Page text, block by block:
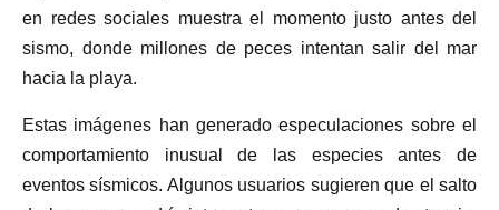
en redes sociales muestra el momento justo antes del
sismo, donde millones de peces intentan salir del mar
hacia la playa.
Estas imágenes han generado especulaciones sobre el
comportamiento inusual de las especies antes de
eventos sísmicos. Algunos usuarios sugieren que el salto